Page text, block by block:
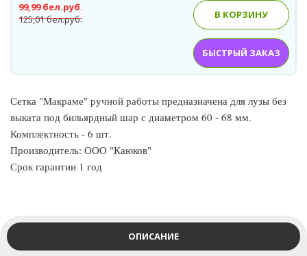
125,01 бел.руб.
99,99 бел.руб.
В КОРЗИНУ
БЫСТРЫЙ ЗАКАЗ
Сетка "Макраме" ручной работы предназначена для лузы без
выката под бильярдный шар с диаметром 60 - 68 мм.
Комплектность - 6 шт.
Производитель: ООО "Каюков"
Срок гарантии 1 год
ОПИСАНИЕ